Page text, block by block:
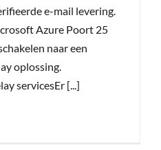
e-mail levering.
Azure Poort 25
naar een
oplossing.
servicesEr [...]